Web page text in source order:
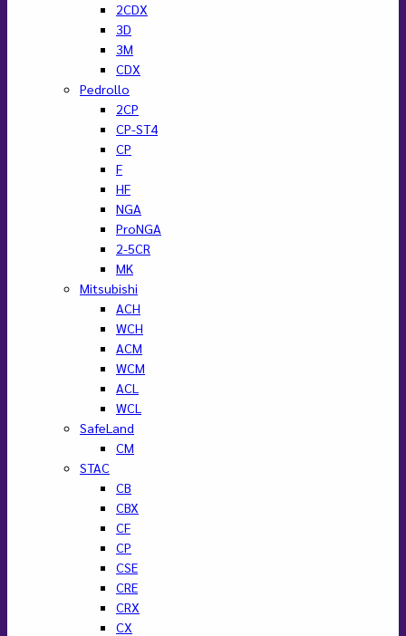
2CDX
3D
3M
CDX
Pedrollo
2CP
CP-ST4
CP
F
HF
NGA
ProNGA
2-5CR
MK
Mitsubishi
ACH
WCH
ACM
WCM
ACL
WCL
SafeLand
CM
STAC
CB
CBX
CF
CP
CSE
CRE
CRX
CX